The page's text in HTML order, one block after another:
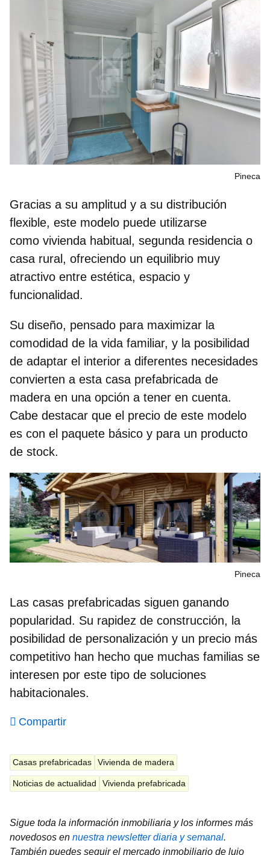
Pineca
Gracias a su amplitud y a su distribución
flexible, este modelo puede utilizarse
como vivienda habitual, segunda residencia o
casa rural , ofreciendo un equilibrio muy
atractivo entre estética, espacio y
funcionalidad.
Su diseño, pensado para maximizar la
comodidad de la vida familiar, y la posibilidad
de adaptar el interior a diferentes necesidades
convierten a esta casa prefabricada de
madera en una opción a tener en cuenta.
Cabe destacar que el precio de este modelo
es con el paquete básico y para un producto
de stock.
Pineca
Las casas prefabricadas siguen ganando
popularidad. Su rapidez de construcción, la
posibilidad de personalización y un precio más
competitivo han hecho que muchas familias se
interesen por este tipo de soluciones
habitacionales.
Compartir
Casas prefabricadas Vivienda de madera
Noticias de actualidad Vivienda prefabricada
Sigue toda la información inmobiliaria y los informes más
novedosos en nuestra newsletter diaria y semanal.
También puedes seguir el mercado inmobiliario de lujo